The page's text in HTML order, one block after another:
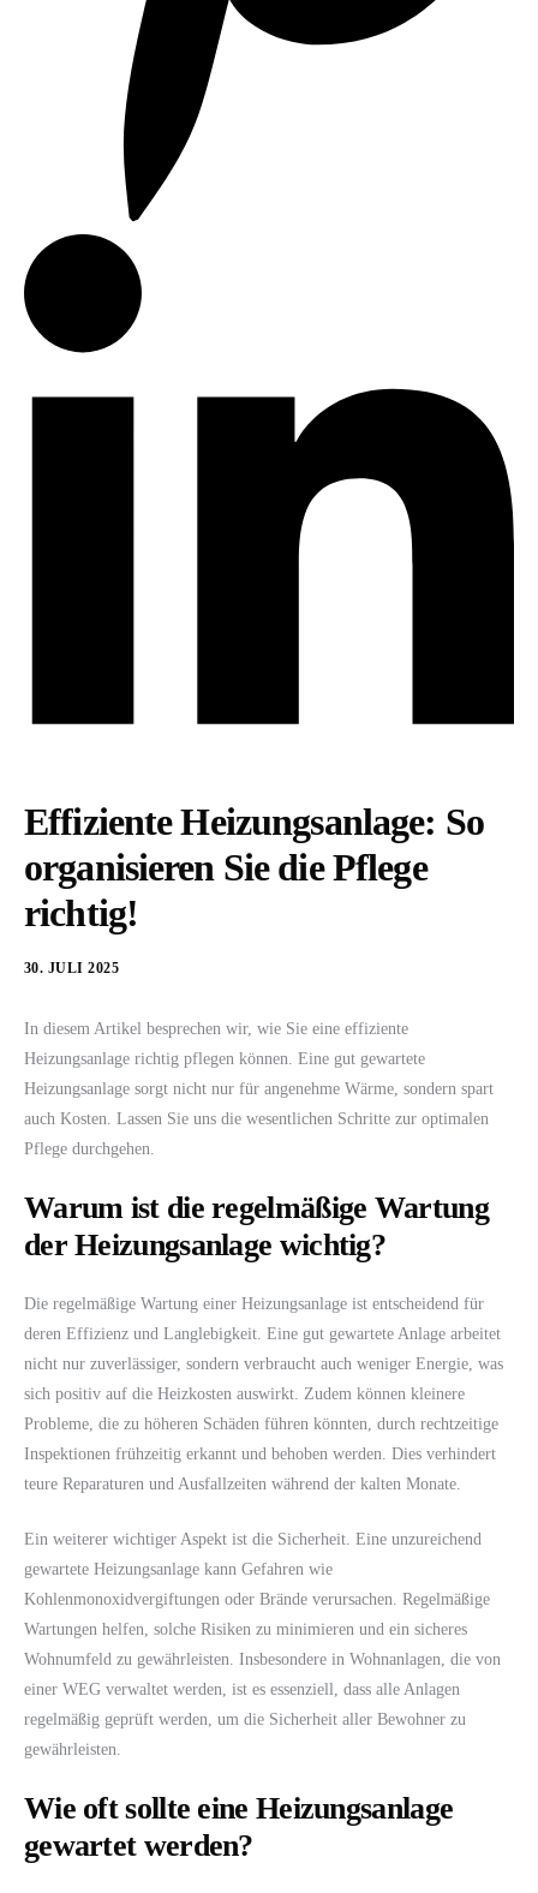
Effiziente Heizungsanlage: So
organisieren Sie die Pflege
richtig!
30. JULI 2025
In diesem Artikel besprechen wir, wie Sie eine effiziente
Heizungsanlage richtig pflegen können. Eine gut gewartete
Heizungsanlage sorgt nicht nur für angenehme Wärme, sondern spart
auch Kosten. Lassen Sie uns die wesentlichen Schritte zur optimalen
Pflege durchgehen.
Warum ist die regelmäßige Wartung
der Heizungsanlage wichtig?
Die regelmäßige Wartung einer Heizungsanlage ist entscheidend für
deren Effizienz und Langlebigkeit. Eine gut gewartete Anlage arbeitet
nicht nur zuverlässiger, sondern verbraucht auch weniger Energie, was
sich positiv auf die Heizkosten auswirkt. Zudem können kleinere
Probleme, die zu höheren Schäden führen könnten, durch rechtzeitige
Inspektionen frühzeitig erkannt und behoben werden. Dies verhindert
teure Reparaturen und Ausfallzeiten während der kalten Monate.
Ein weiterer wichtiger Aspekt ist die Sicherheit. Eine unzureichend
gewartete Heizungsanlage kann Gefahren wie
Kohlenmonoxidvergiftungen oder Brände verursachen. Regelmäßige
Wartungen helfen, solche Risiken zu minimieren und ein sicheres
Wohnumfeld zu gewährleisten. Insbesondere in Wohnanlagen, die von
einer WEG verwaltet werden, ist es essenziell, dass alle Anlagen
regelmäßig geprüft werden, um die Sicherheit aller Bewohner zu
gewährleisten.
Wie oft sollte eine Heizungsanlage
gewartet werden?